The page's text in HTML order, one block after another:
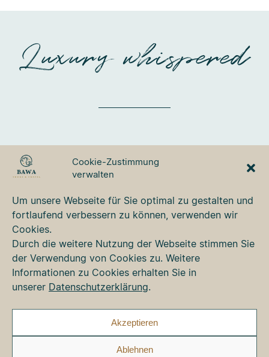
Cookie-Zustimmung
verwalten
Um unsere Webseite für Sie optimal zu gestalten und
fortlaufend verbessern zu können, verwenden wir
Cookies.
Durch die weitere Nutzung der Webseite stimmen Sie
der Verwendung von Cookies zu. Weitere
Informationen zu Cookies erhalten Sie in
unserer Datenschutzerklärung.
Akzeptieren
Ablehnen
Luxury whispered
GmbH
Tel. +49 8331 76 42 49
bawa@bawa.de
www.bawa.de
Kontakt
Newsletter
Datenschutz